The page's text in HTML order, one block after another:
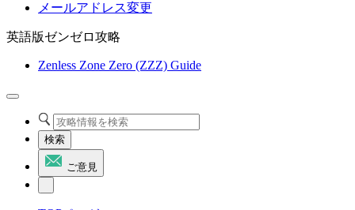
メールアドレス変更
英語版ゼンゼロ攻略
Zenless Zone Zero (ZZZ) Guide
検索
ご意見